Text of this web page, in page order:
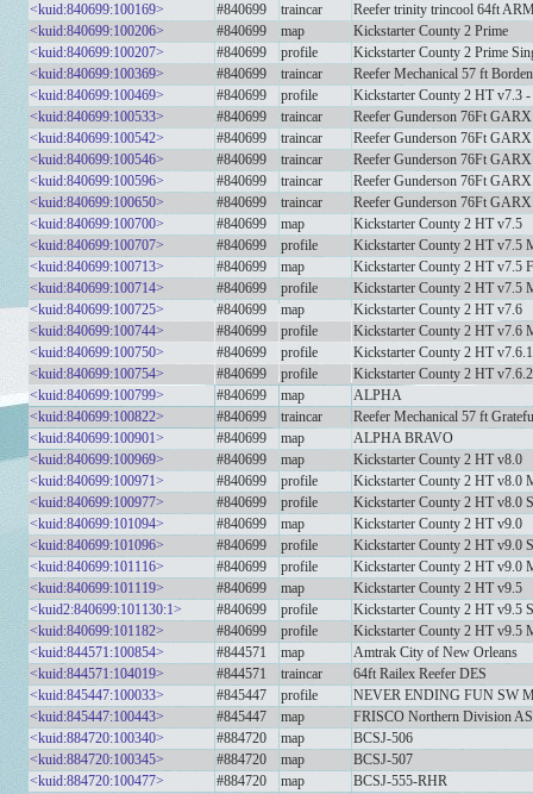
<kuid:840699:100169>
#840699 traincar
Reefer trinity trincool 64ft
<kuid:840699:100206>
#840699 map
Kickstarter County 2 Prime
<kuid:840699:100207>
#840699 profile
Kickstarter County 2 Prime
<kuid:840699:100369>
#840699 traincar
Reefer Mechanical 57 ft
<kuid:840699:100469>
#840699 profile
Kickstarter County 2 HT v7.3
<kuid:840699:100533>
#840699 traincar
Reefer Gunderson 76Ft
<kuid:840699:100542>
#840699 traincar
Reefer Gunderson 76Ft
<kuid:840699:100546>
#840699 traincar
Reefer Gunderson 76Ft
<kuid:840699:100596>
#840699 traincar
Reefer Gunderson 76Ft
<kuid:840699:100650>
#840699 traincar
Reefer Gunderson 76Ft
<kuid:840699:100700>
#840699 map
Kickstarter County 2 HT v7.5
<kuid:840699:100707>
#840699 profile
Kickstarter County 2 HT v7.5
<kuid:840699:100713>
#840699 map
Kickstarter County 2 HT v7.5
<kuid:840699:100714>
#840699 profile
Kickstarter County 2 HT v7.5
<kuid:840699:100725>
#840699 map
Kickstarter County 2 HT v7.6
<kuid:840699:100744>
#840699 profile
Kickstarter County 2 HT v7.6
<kuid:840699:100750>
#840699 profile
Kickstarter County 2 HT
<kuid:840699:100754>
#840699 profile
Kickstarter County 2 HT
<kuid:840699:100799>
#840699 map
ALPHA
<kuid:840699:100822>
#840699 traincar
Reefer Mechanical 57 ft
<kuid:840699:100901>
#840699 map
ALPHA BRAVO
<kuid:840699:100969>
#840699 map
Kickstarter County 2 HT v8.0
<kuid:840699:100971>
#840699 profile
Kickstarter County 2 HT v8.0
<kuid:840699:100977>
#840699 profile
Kickstarter County 2 HT v8.0
<kuid:840699:101094>
#840699 map
Kickstarter County 2 HT v9.0
<kuid:840699:101096>
#840699 profile
Kickstarter County 2 HT v9.0
<kuid:840699:101116>
#840699 profile
Kickstarter County 2 HT v9.0
<kuid:840699:101119>
#840699 map
Kickstarter County 2 HT v9.5
<kuid2:840699:101130:1>
#840699 profile
Kickstarter County 2 HT v9.5
<kuid:840699:101182>
#840699 profile
Kickstarter County 2 HT v9.5
<kuid:844571:100854>
#844571 map
Amtrak City of New Orleans
<kuid:844571:104019>
#844571 traincar
64ft Railex Reefer DES
<kuid:845447:100033>
#845447 profile
NEVER ENDING FUN SW
<kuid:845447:100443>
#845447 map
FRISCO Northern Division
<kuid:884720:100340>
#884720 map
BCSJ-506
<kuid:884720:100345>
#884720 map
BCSJ-507
<kuid:884720:100477>
#884720 map BCSJ-555-RHR